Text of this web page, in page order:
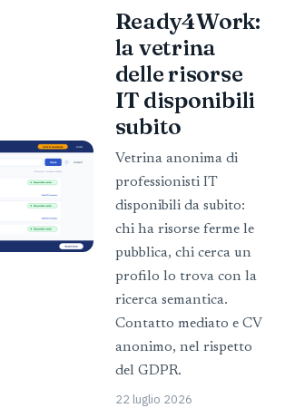
Ready4Work:
la vetrina
delle risorse
IT disponibili
subito
Vetrina anonima di
professionisti IT
disponibili da subito:
chi ha risorse ferme le
pubblica, chi cerca un
profilo lo trova con la
ricerca semantica.
Contatto mediato e CV
anonimo, nel rispetto
del GDPR.
22 luglio 2026